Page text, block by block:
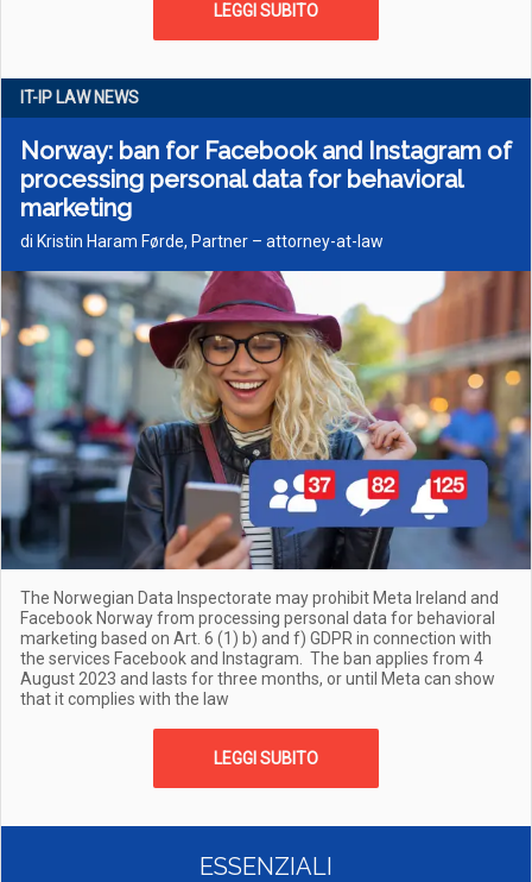
LEGGI SUBITO
IT-IP LAW NEWS
Norway: ban for Facebook and Instagram of
processing personal data for behavioral
marketing
di Kristin Haram Førde, Partner – attorney-at-law
The Norwegian Data Inspectorate may prohibit Meta Ireland and
Facebook Norway from processing personal data for behavioral
marketing based on Art. 6 (1) b) and f) GDPR in connection with
the services Facebook and Instagram. The ban applies from 4
August 2023 and lasts for three months, or until Meta can show
that it complies with the law
LEGGI SUBITO
ESSENZIALI